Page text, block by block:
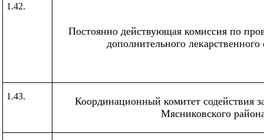
1.42.
Постоянно действующая комиссия по
дополнительного лекарственного
1.43.
Координационный комитет содействия
Мясниковского